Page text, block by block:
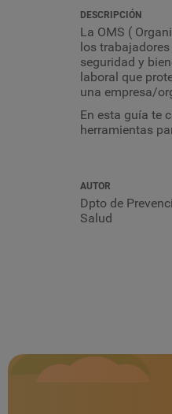
DESCRIPCIÓN
La OMS (
los
seguridad y
laboral que
una empresa/
En esta guía te
herramientas
AUTOR
Dpto de
Salud